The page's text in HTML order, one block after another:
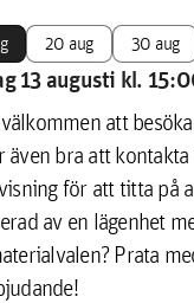
20 aug 30 aug
13 augusti kl.
att
även bra att
för att titta på
av en lägenhet
Prata